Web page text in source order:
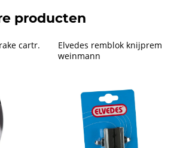
producten
cartr.
Elvedes remblok knijprem
weinmann